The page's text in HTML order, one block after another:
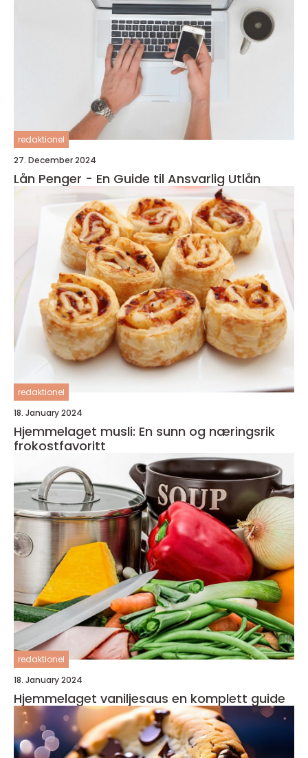
redaktionel
27. December 2024
Lån Penger - En Guide til Ansvarlig Utlån
redaktionel
18. January 2024
Hjemmelaget musli: En sunn og næringsrik
frokostfavoritt
redaktionel
18. January 2024
Hjemmelaget vaniljesaus en komplett guide